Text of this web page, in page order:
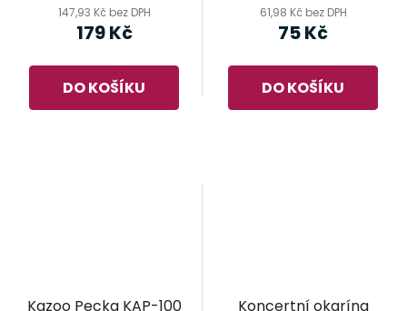
147,93 Kč bez DPH
179 Kč
DO KOŠÍKU
61,98 Kč bez DPH
75 Kč
DO KOŠÍKU
Kazoo Pecka KAP-100 Koncertní okarína